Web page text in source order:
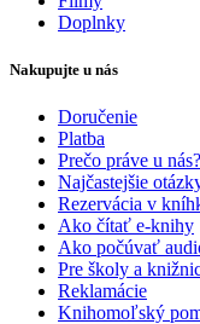
Doplnky
Nakupujte u nás
Doručenie
Platba
Prečo práve u nás?
Najčastejšie
Rezervácia v
Ako čítať e-knihy
Ako počúvať
Pre školy a
Reklamácie
Knihomoľský